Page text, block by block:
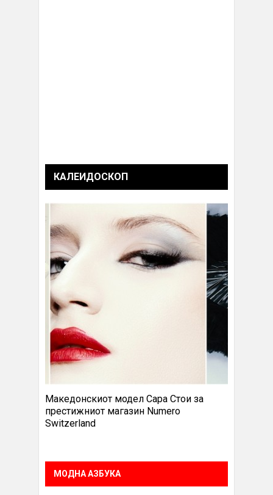
КАЛЕИДОСКОП
Македонскиот модел Сара Стои за
престижниот магазин Numero
Switzerland
МОДНА АЗБУКА